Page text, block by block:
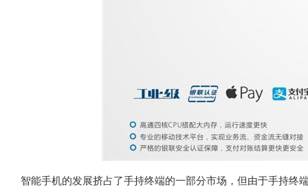
智能手机的发展挤占了手持终端的一部分市场，但由于手持终